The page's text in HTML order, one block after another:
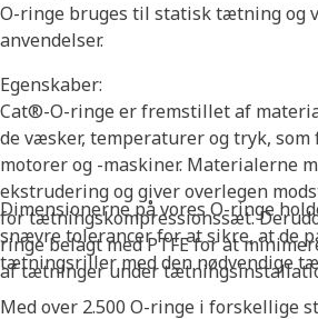
O-ringe bruges til statisk tætning og
anvendelser.
Egenskaber:
Cat®-O-ringe er fremstillet af
de væsker, temperaturer og tryk, som
motorer og -maskiner. Materialerne
ekstrudering og giver overlegen
for tætningskompressionssæt.
ringe belagt med PTFE for at
af tætninger under
Dimensionerne på vores O-ringe
snævre tolerancer for at sikre, at de
tætningsriller med den nødvendige
Med over 2.500 O-ringe i forskellige